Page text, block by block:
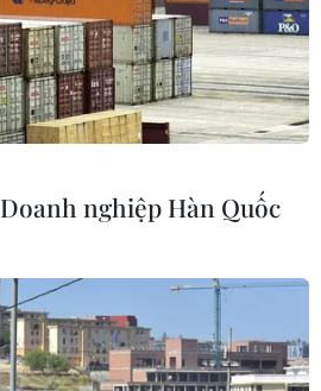
không cần phải nỗ lực tổ chức
và Mỹ nữa."
nghiệp Hàn Quốc